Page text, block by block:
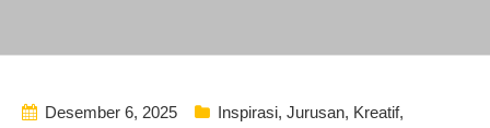
Desember 6, 2025 Inspirasi, Jurusan, Kreatif,